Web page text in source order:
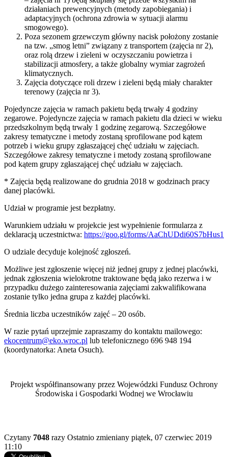
działaniach prewencyjnych (metody zapobiegania) i
adaptacyjnych (ochrona zdrowia w sytuacji alarmu
smogowego).
Poza sezonem grzewczym główny nacisk położony zostanie
na tzw. „smog letni” związany z transportem (zajęcia nr 2),
oraz rolą drzew i zieleni w oczyszczaniu powietrza i
stabilizacji atmosfery, a także globalny wymiar zagrożeń
klimatycznych.
Zajęcia dotyczące roli drzew i zieleni będą miały charakter
terenowy (zajęcia nr 3).
Pojedyncze zajęcia w ramach pakietu będą trwały 4 godziny
zegarowe. Pojedyncze zajęcia w ramach pakietu dla dzieci w wieku
przedszkolnym będą trwały 1 godzinę zegarową. Szczegółowe
zakresy tematyczne i metody zostaną sprofilowane pod kątem
potrzeb i wieku grupy zgłaszającej chęć udziału w zajęciach.
Szczegółowe zakresy tematyczne i metody zostaną sprofilowane
pod kątem grupy zgłaszającej chęć udziału w zajęciach.
* Zajęcia będą realizowane do grudnia 2018 w godzinach pracy
danej placówki.
Udział w programie jest bezpłatny.
Warunkiem udziału w projekcie jest wypełnienie formularza z
deklaracją uczestnictwa: https://goo.gl/forms/AaChUDdi60S7bHus1
O udziale decyduje kolejność zgłoszeń.
Możliwe jest zgłoszenie więcej niż jednej grupy z jednej placówki,
jednak zgłoszenia wielokrotne traktowane będą jako rezerwa i w
przypadku dużego zainteresowania zajęciami zakwalifikowana
zostanie tylko jedna grupa z każdej placówki.
Średnia liczba uczestników zajęć – 20 osób.
W razie pytań uprzejmie zapraszamy do kontaktu mailowego:
ekocentrum@eko.wroc.pl lub telefonicznego 696 948 194
(koordynatorka: Aneta Osuch).
Projekt współfinansowany przez Wojewódzki Fundusz Ochrony
Środowiska i Gospodarki Wodnej we Wrocławiu
Czytany 7048 razy Ostatnio zmieniany piątek, 07 czerwiec 2019
11:10